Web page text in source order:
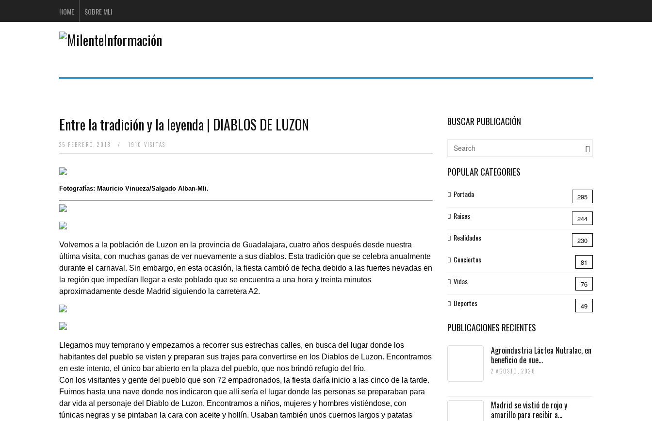
HOME SOBRE MLI
Entre la tradición y la leyenda | DIABLOS DE LUZON
25 FEBRERO, 2018 / 1910 VISITAS
Fotografías: Mauricio Vinueza/Salgado Alban-Mli.
Volvemos a la población de Luzon en la provincia de Guadalajara, cuatro años después desde nuestra
última visita, con muchas ganas de ver nuevamente a sus diablos. Esta tradición que se celebra anualmente
durante el carnaval. Sin embargo, en esta ocasión, la fiesta cambió de fecha debido a las fuertes nevadas en
la región que impedían llegar a este poblado que se encuentra a una hora y treinta minutos
aproximadamente desde Madrid siguiendo la carretera A2.
Llegamos muy temprano y empezamos a recorrer sus estrechas calles, en busca del lugar donde los
habitantes del pueblo se visten y preparan sus trajes para convertirse en los Diablos de Luzon. Encontramos
en este intento, el único bar abierto en la plaza del pueblo, que nos brindó refugio del frío.
Con los visitantes y gente del pueblo que son 72 empadronados, la fiesta daría inicio a las cinco de la tarde.
Fuimos hasta una nave donde nos indicaron que allí sería el lugar donde las personas se preparaban para
dar vida al personaje del Diablo de Luzon. Encontramos a niños, mujeres y hombres vistiéndose, con
túnicas negras y se pintaban la cara con aceite y hollín. Usaban también unos cuernos largos y patatas
BUSCAR PUBLICACIÓN
POPULAR CATEGORIES
Portada 295
Raices 244
Realidades 230
Conciertos 81
Vidas 76
Deportes 49
PUBLICACIONES RECIENTES
Agroindustria Láctea Nutralac, en
beneficio de nue...
2 AGOSTO, 2026
Madrid se vistió de rojo y
amarillo para recibir a...